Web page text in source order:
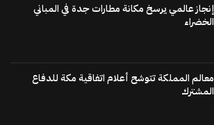
إنجاز عالمي يرسخ مكانة مطارات جدة في المباني
الخضراء
معالم المملكة تتوشح أعلام اتفاقية مكة للدفاع
المشترك